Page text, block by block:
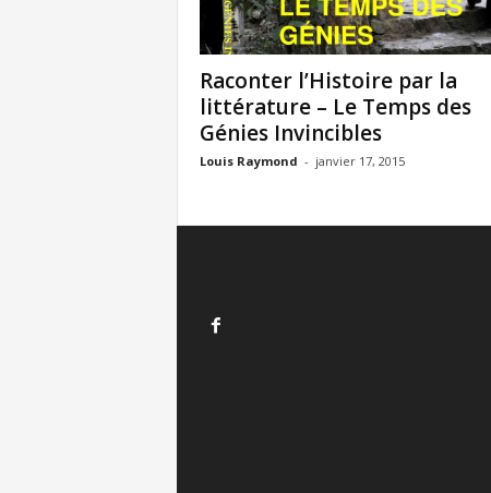
Raconter l’Histoire par la
littérature – Le Temps des
Génies Invincibles
Louis Raymond - janvier 17, 2015